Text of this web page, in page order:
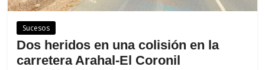
Sucesos
Dos heridos en una colisión en la
carretera Arahal-El Coronil